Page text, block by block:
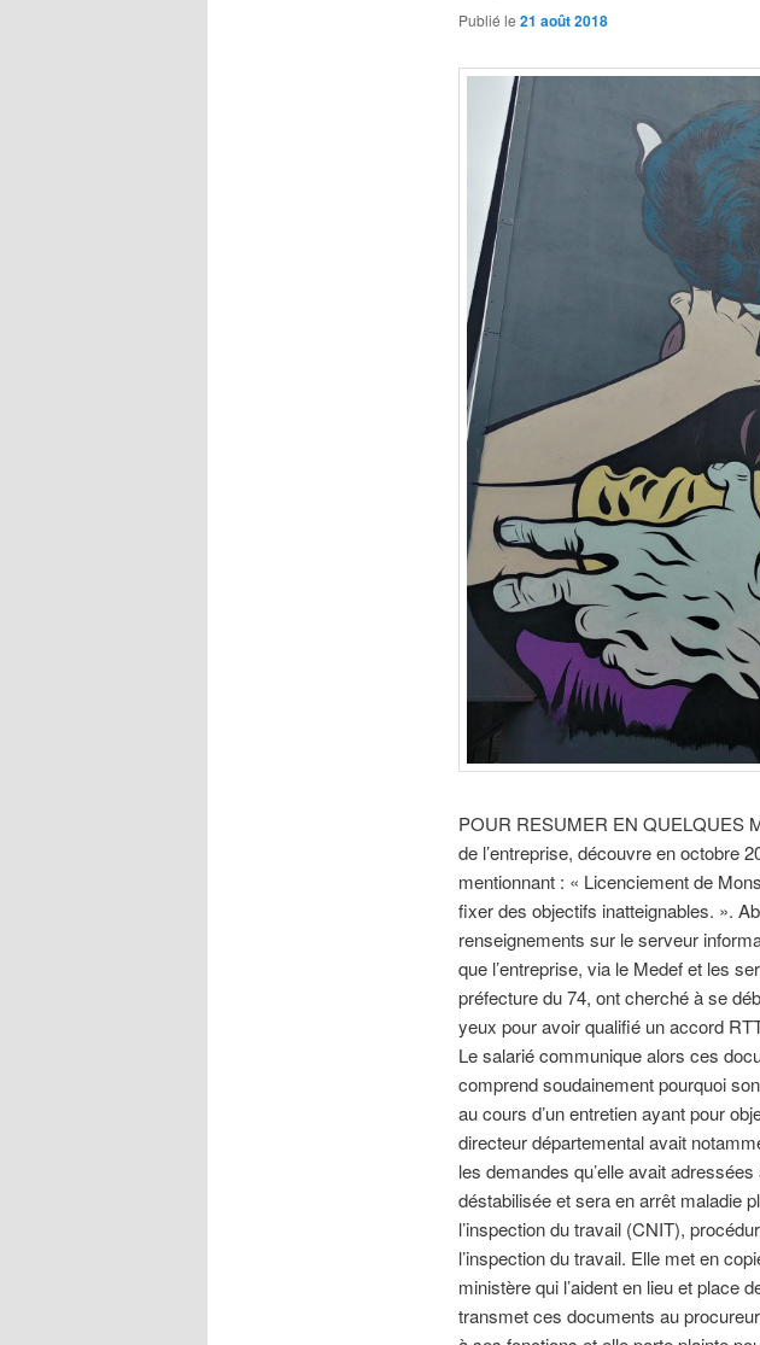
Publié le 21 août 2018
POUR RESUMER EN QUELQUES
de l’entreprise, découvre en octobre
mentionnant : « Licenciement de
fixer des objectifs inatteignables. ».
renseignements sur le serveur
que l’entreprise, via le Medef et les
préfecture du 74, ont cherché à se
yeux pour avoir qualifié un accord
Le salarié communique alors ces
comprend soudainement pourquoi
au cours d’un entretien ayant pour
directeur départemental avait
les demandes qu’elle avait
déstabilisée et sera en arrêt maladie
l’inspection du travail (CNIT),
l’inspection du travail. Elle met en
ministère qui l’aident en lieu et place
transmet ces documents au